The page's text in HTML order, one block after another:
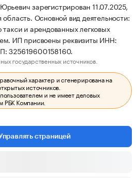
зарегистрирован 11.07.2025,
Основной вид деятельности:
такси и арендованных легковых
ИП присвоены реквизиты ИНН:
325619600158160.
государственных источников.
характер и сгенерирована на
источников.
и не имеет деловых
РБК Компании.
страницей